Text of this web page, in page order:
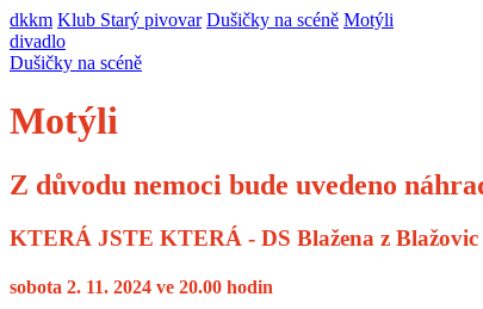
dkkm Klub Starý pivovar Dušičky na scéně Motýli
divadlo
Dušičky na scéně
Motýli
Z důvodu nemoci bude uvedeno
KTERÁ JSTE KTERÁ - DS Blažena z Blažovic
sobota 2. 11. 2024 ve 20.00 hodin